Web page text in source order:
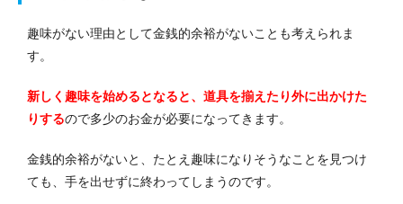
趣味がない理由として金銭的余裕がないことも考えられま
す。
新しく趣味を始めるとなると、道具を揃えたり外に出かけた
りするので多少のお金が必要になってきます。
金銭的余裕がないと、たとえ趣味になりそうなことを見つけ
ても、手を出せずに終わってしまうのです。